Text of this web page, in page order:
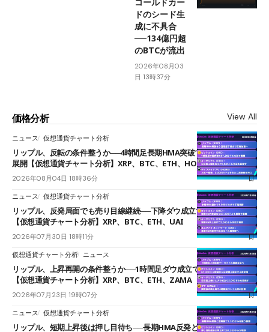
ドのシード生
成に不具合
──134億円超
のBTCが流出
2026年08月03
日 13時37分
価格分析 View All
ニュース 仮想通貨チャート分析
リップル、反転の条件整うか──4時間足長期HMA突破で雲下端を目指す
展開【仮想通貨チャート分析】XRP、BTC、ETH、HOME
2026年08月04日 18時36分
ニュース 仮想通貨チャート分析
リップル、反発局面でも売り目線継続──下降ダウ成立で下値追う展開
【仮想通貨チャート分析】XRP、BTC、ETH、UAI
2026年07月30日 18時11分
仮想通貨チャート分析 ニュース
リップル、上昇再開の条件整うか──1時間足ダウ成立で1.185ドルを狙う
【仮想通貨チャート分析】XRP、BTC、ETH、ZAMA
2026年07月23日 19時07分
ニュース 仮想通貨チャート分析
リップル、短期上昇後は押し目待ち──長期HMA反発と雲上抜けが買い